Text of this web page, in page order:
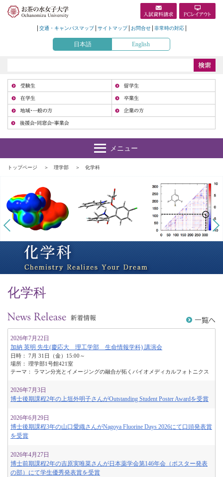
交通・キャンパスマップ サイトマップ お問合せ 非常時の対応
日本語 English
トップページ 理学部 化学科
Prev
化学科
2026年7月22日
加納 英明 先生(慶応大 理工学部 生命情報学科) 講演会
日時： 7月 31日（金）15:00～
場所： 理学部1号館421室
テーマ： ラマン分光とイメージングの融合が拓くバイオメディカルフォトニクス
2026年7月3日
博士後期課程2年の上垣外明子さんがOutstanding Student Poster Awardを受賞
2026年6月29日
博士後期課程3年の山口愛織さんがNagoya Fluorine Days 2026にて口頭発表賞
を受賞
2026年4月27日
博士前期課程2年の吉原実唯菜さんが日本薬学会第146年会（ポスター発表
の部）にて学生優秀発表賞を受賞